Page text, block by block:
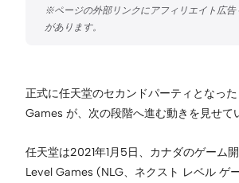
正式に任天堂のセカンドパーティとなっ
Games が、次の段階へ進む動きを見せて
任天堂は2021年1月5日、カナダのゲーム
Level Games (NLG、ネクスト レベル ゲ